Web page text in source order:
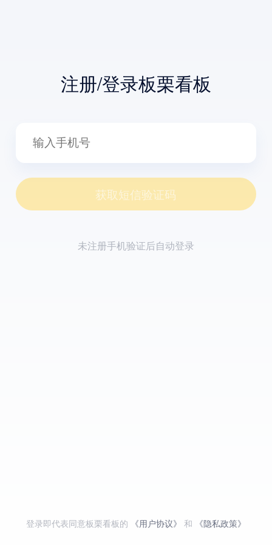
注册/登录板栗看板
获取短信验证码
未注册手机验证后自动登录
登录即代表同意板栗看板的 《用户协议》 和 《隐私政策》